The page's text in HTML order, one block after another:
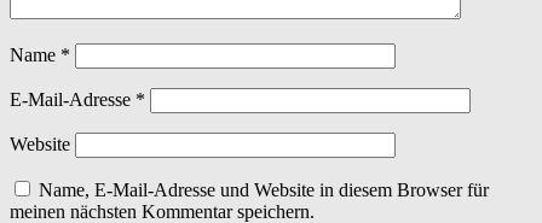
Name *
E-Mail-Adresse *
Website
Name, E-Mail-Adresse und Website in diesem Browser für
meinen nächsten Kommentar speichern.